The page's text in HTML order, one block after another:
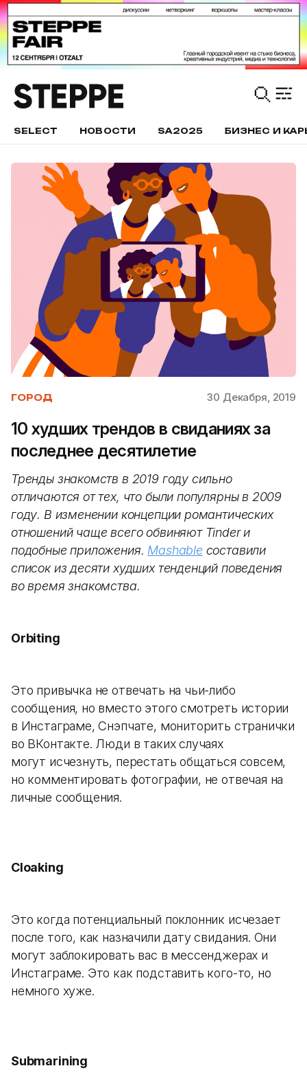
SELECT НОВОСТИ SA2025 БИЗНЕС И
ГОРОД 30 Декабря, 2019
10 худших трендов в свиданиях за
последнее десятилетие
Тренды знакомств в 2019 году сильно
отличаются от тех, что были популярны в 2009
году. В изменении концепции романтических
отношений чаще всего обвиняют Tinder и
подобные приложения. Mashable составили
список из десяти худших тенденций поведения
во время знакомства.
Orbiting
Это привычка не отвечать на чьи-либо
сообщения, но вместо этого смотреть истории
в Инстаграме, Снэпчате, мониторить странички
во ВКонтакте. Люди в таких случаях
могут исчезнуть, перестать общаться совсем,
но комментировать фотографии, не отвечая на
личные сообщения.
Cloaking
Это когда потенциальный поклонник исчезает
после того, как назначили дату свидания. Они
могут заблокировать вас в мессенджерах и
Инстаграме. Это как подставить кого-то, но
немного хуже.
Submarining